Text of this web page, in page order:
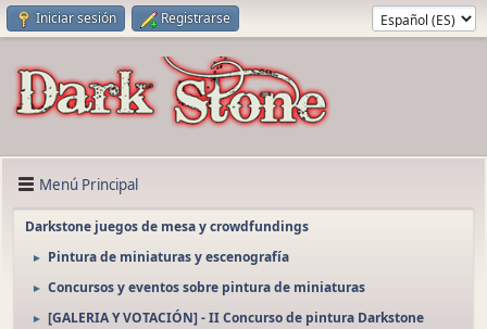
Iniciar sesión Registrarse
Menú Principal
Darkstone juegos de mesa y crowdfundings
► Pintura de miniaturas y escenografía
► Concursos y eventos sobre pintura de miniaturas
► [GALERIA Y VOTACIÓN] - II Concurso de pintura Darkstone